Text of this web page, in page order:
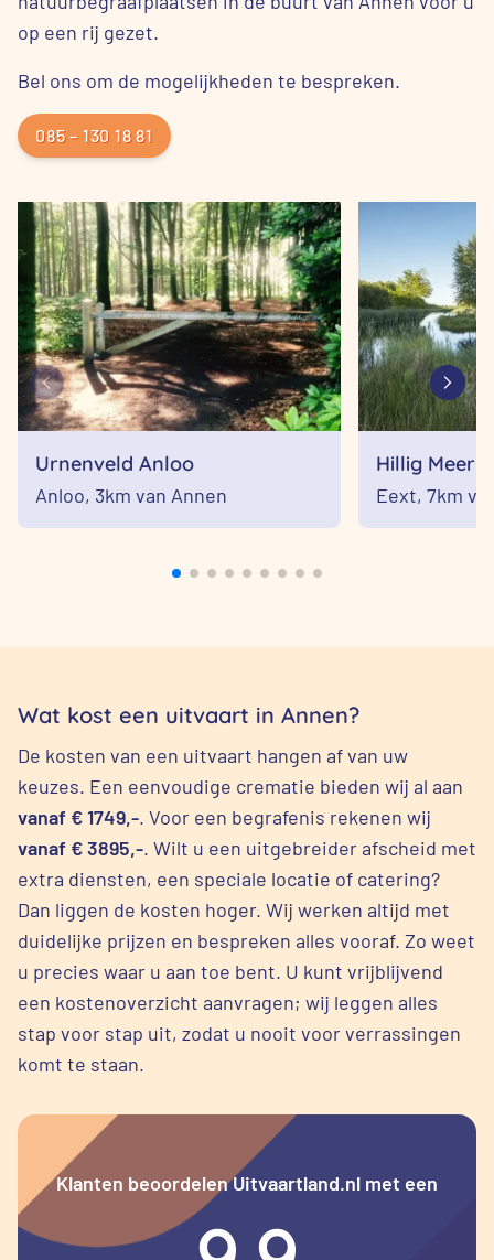
op een rij gezet.
Bel ons om de mogelijkheden te bespreken.
085 – 130 18 81
Urnenveld Anloo
Anloo, 3km van Annen
Hillig Meer
Eext, 7km
Wat kost een uitvaart in Annen?
De kosten van een uitvaart hangen af van uw
keuzes. Een eenvoudige crematie bieden wij al aan
vanaf € 1749,-. Voor een begrafenis rekenen wij
vanaf € 3895,-. Wilt u een uitgebreider afscheid met
extra diensten, een speciale locatie of catering?
Dan liggen de kosten hoger. Wij werken altijd met
duidelijke prijzen en bespreken alles vooraf. Zo weet
u precies waar u aan toe bent. U kunt vrijblijvend
een kostenoverzicht aanvragen; wij leggen alles
stap voor stap uit, zodat u nooit voor verrassingen
komt te staan.
Klanten beoordelen Uitvaartland.nl met een